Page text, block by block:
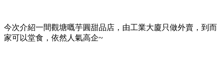
今次介紹一間觀塘嘅芋圓甜品店，由工業大廈只做外賣，到而
家可以堂食，依然人氣高企~